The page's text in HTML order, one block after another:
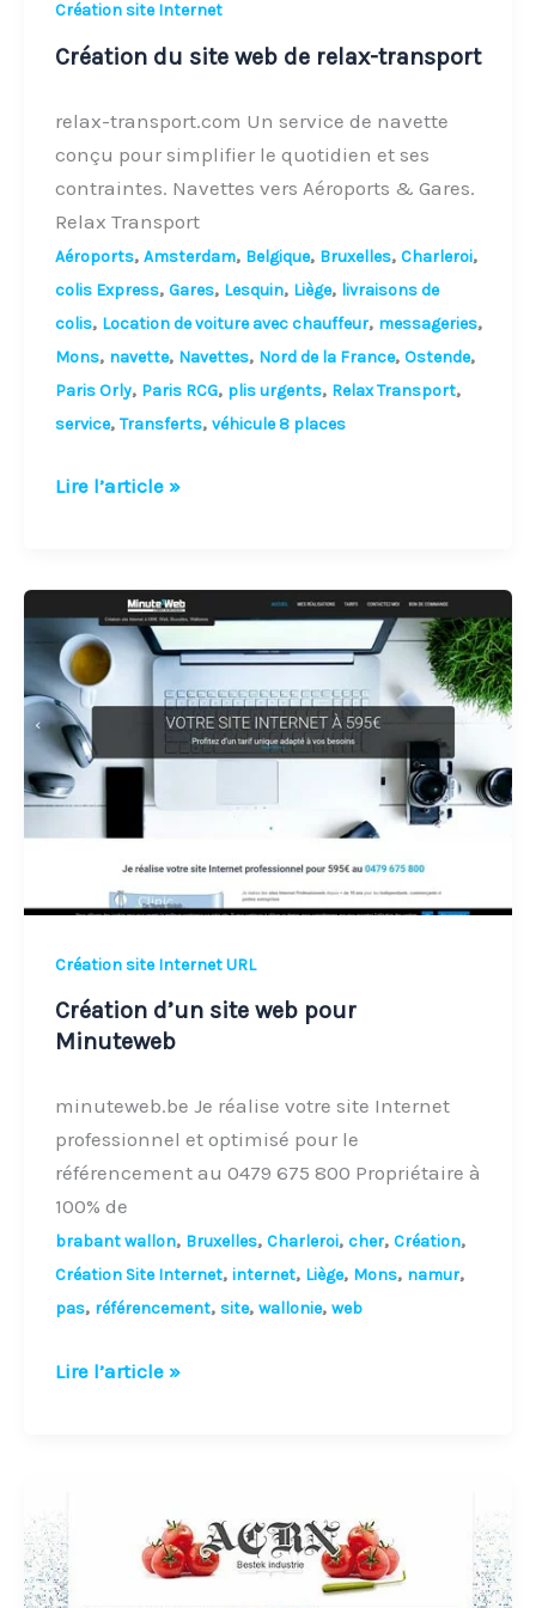
Création site Internet
Création du site web de relax-transport
relax-transport.com Un service de navette
conçu pour simplifier le quotidien et ses
contraintes. Navettes vers Aéroports & Gares.
Relax Transport
Aéroports, Amsterdam, Belgique, Bruxelles, Charleroi,
colis Express, Gares, Lesquin, Liège, livraisons de
colis, Location de voiture avec chauffeur, messageries,
Mons, navette, Navettes, Nord de la France, Ostende,
Paris Orly, Paris RCG, plis urgents, Relax Transport,
service, Transferts, véhicule 8 places
Lire l’article »
Création site Internet URL
Création d’un site web pour
Minuteweb
minuteweb.be Je réalise votre site Internet
professionnel et optimisé pour le
référencement au 0479 675 800 Propriétaire à
100% de
brabant wallon, Bruxelles, Charleroi, cher, Création,
Création Site Internet, internet, Liège, Mons, namur,
pas, référencement, site, wallonie, web
Création
d’un
site
web
pour
Minuteweb
Lire l’article »
d’un
site
web